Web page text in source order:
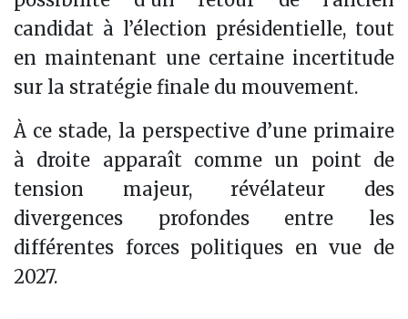
candidat à l’élection présidentielle, tout
en maintenant une certaine incertitude
sur la stratégie finale du mouvement.
À ce stade, la perspective d’une primaire
à droite apparaît comme un point de
tension majeur, révélateur des
divergences profondes entre les
différentes forces politiques en vue de
2027.